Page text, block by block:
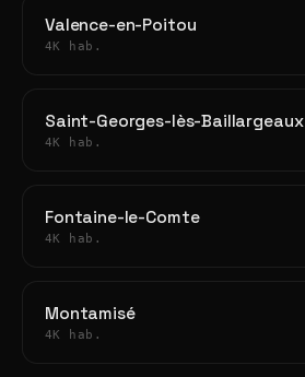
Valence-en-Poitou
4K hab.
Saint-Georges-lès-Baillargeaux
4K hab.
Fontaine-le-Comte
4K hab.
Montamisé
4K hab.